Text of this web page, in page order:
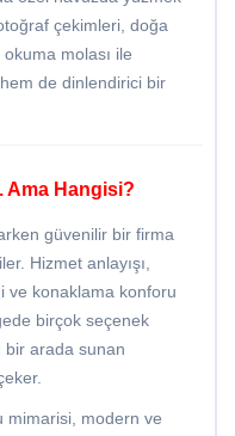
çekimleri, doğa
molası ile
de dinlendirici bir
Ama Hangisi?
güvenilir bir firma
Hizmet anlayışı,
ve konaklama konforu
birçok seçenek
bir arada sunan
mimarisi, modern ve